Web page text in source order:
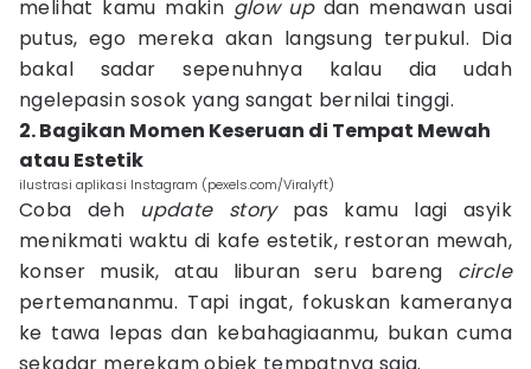
melihat kamu makin glow updan menawan usai
putus, ego mereka akan langsung terpukul. Dia
bakal sadar sepenuhnya kalau dia udah
ngelepasin sosok yang sangat bernilai tinggi.
2. Bagikan Momen Keseruan di Tempat Mewah
atau Estetik
ilustrasi aplikasi Instagram (pexels.com/Viralyft)
Coba deh update storypas kamu lagi asyik
menikmati waktu di kafe estetik, restoran mewah,
konser musik, atau liburan seru bareng circle
pertemananmu. Tapi ingat, fokuskan kameranya
ke tawa lepas dan kebahagiaanmu, bukan cuma